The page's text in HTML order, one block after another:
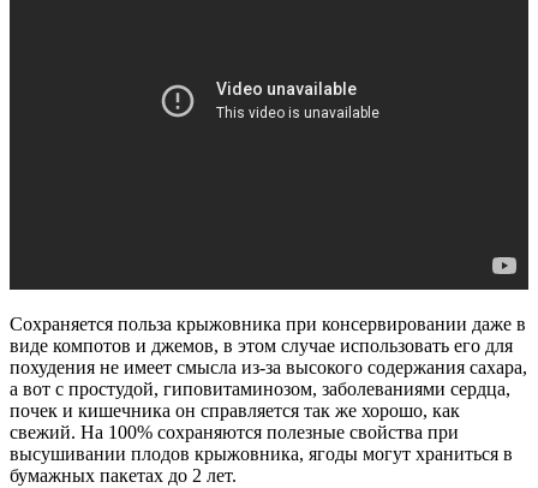
Сохраняется польза крыжовника при консервировании даже в
виде компотов и джемов, в этом случае использовать его для
похудения не имеет смысла из-за высокого содержания сахара,
а вот с простудой, гиповитаминозом, заболеваниями сердца,
почек и кишечника он справляется так же хорошо, как
свежий. На 100% сохраняются полезные свойства при
высушивании плодов крыжовника, ягоды могут храниться в
бумажных пакетах до 2 лет.